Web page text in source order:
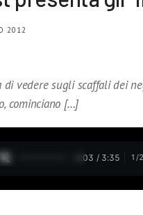
2012
di vedere sugli scaffali dei
cominciano […]
0:04 / 3:35 1 /2